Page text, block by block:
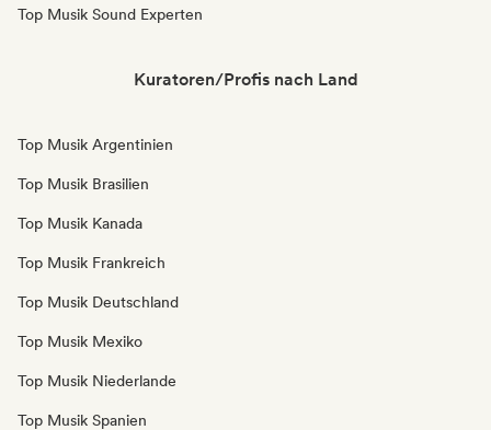
Top Musik Sound Experten
Kuratoren/Profis nach Land
Top Musik Argentinien
Top Musik Brasilien
Top Musik Kanada
Top Musik Frankreich
Top Musik Deutschland
Top Musik Mexiko
Top Musik Niederlande
Top Musik Spanien